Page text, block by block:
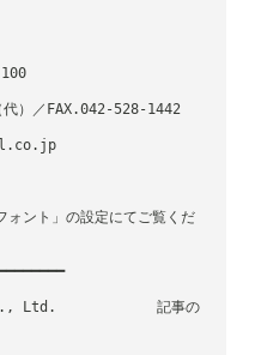
100
（代）／FAX.042-528-1442
Ltd.            記事の